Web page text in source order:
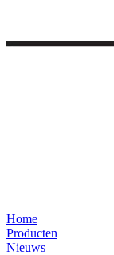
Home
Producten
Nieuws